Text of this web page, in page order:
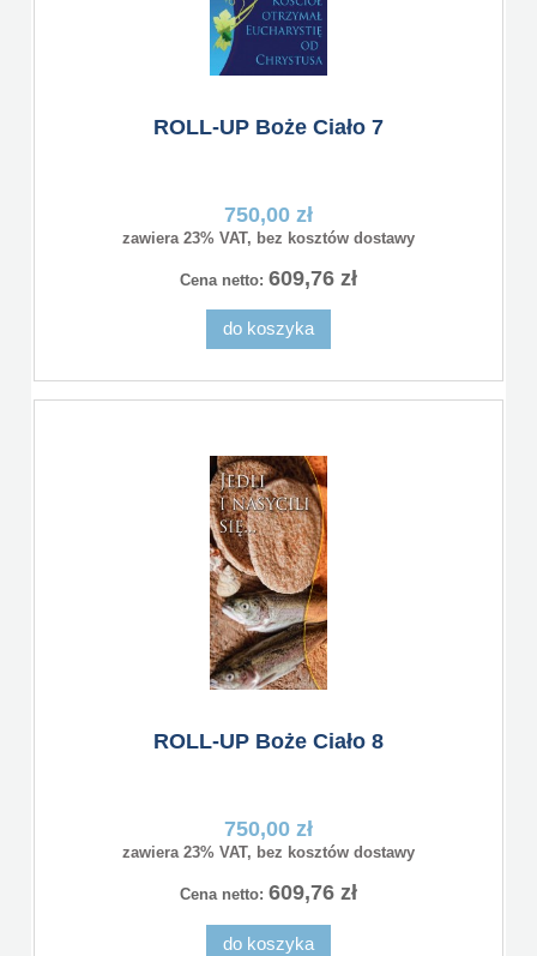
ROLL-UP Boże Ciało 7
750,00 zł
zawiera 23% VAT, bez kosztów dostawy
Cena netto: 609,76 zł
do koszyka
ROLL-UP Boże Ciało 8
750,00 zł
zawiera 23% VAT, bez kosztów dostawy
Cena netto: 609,76 zł
do koszyka